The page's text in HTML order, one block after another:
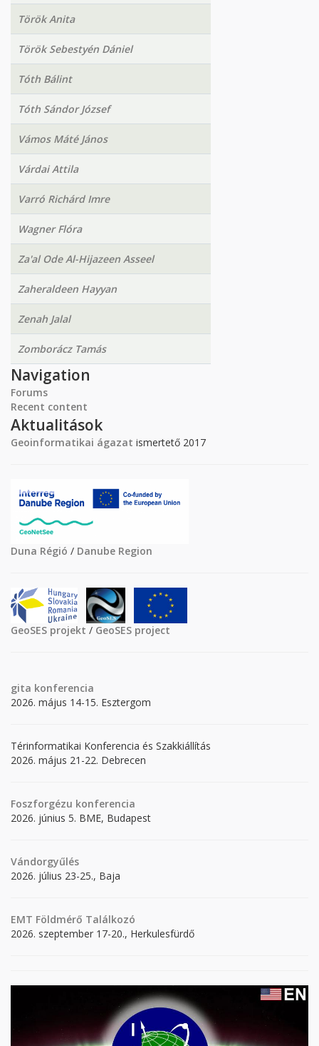
Török Anita
Török Sebestyén Dániel
Tóth Bálint
Tóth Sándor József
Vámos Máté János
Várdai Attila
Varró Richárd Imre
Wagner Flóra
Za'al Ode Al-Hijazeen Asseel
Zaheraldeen Hayyan
Zenah Jalal
Zomborácz Tamás
Navigation
Forums
Recent content
Aktualitások
Geoinformatikai ágazat ismertető 2017
Duna Régió / Danube Region
GeoSES projekt / GeoSES project
gita konferencia
2026. május 14-15. Esztergom
Térinformatikai Konferencia és Szakkiállítás
2026. május 21-22. Debrecen
Foszforgézu konferencia
2026. június 5. BME, Budapest
Vándorgyűlés
2026. július 23-25., Baja
EMT Földmérő Találkozó
2026. szeptember 17-20., Herkulesfürdő